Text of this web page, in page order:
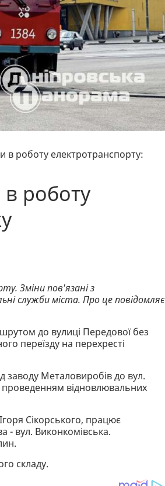
в роботу електротранспорту:
в роботу
Зміни пов'язані з
служби міста. Про це повідомляє
до вулиці Передової без
переїзду на перехресті
Металовиробів до вул.
проведенням відновлювальних
Сікорського, працює
вул. Виконкомівська.
складу.